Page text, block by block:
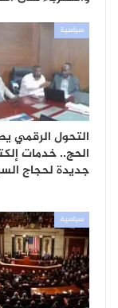
سياسية
التحول الرقمي
الحج.. خدمات
جديدة لحجاج
سياسية